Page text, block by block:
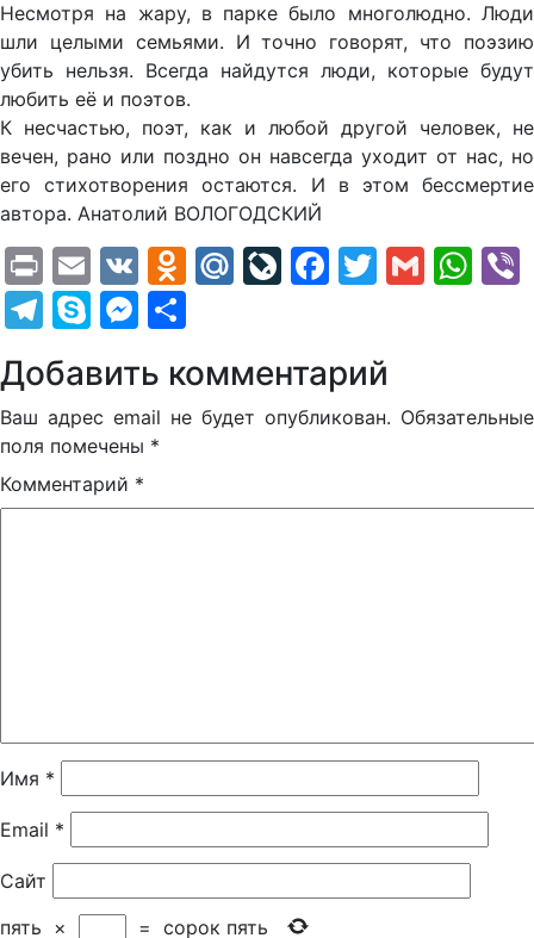
Несмотря на жару, в парке было многолюдно. Люди
шли целыми семьями. И точно говорят, что поэзию
убить нельзя. Всегда найдутся люди, которые будут
любить её и поэтов.
К несчастью, поэт, как и любой другой человек, не
вечен, рано или поздно он навсегда уходит от нас, но
его стихотворения остаются. И в этом бессмертие
автора. Анатолий ВОЛОГОДСКИЙ
PrintEmail
VK Odnoklassniki
Mail.Ru
LiveJournal
Facebook
Twitter
Gmail
Telegram
SkypeMessenger
Добавить комментарий
Ваш адрес email не будет опубликован. Обязательные
поля помечены *
Комментарий *
Имя *
Email *
Сайт
пять × = сорок пять